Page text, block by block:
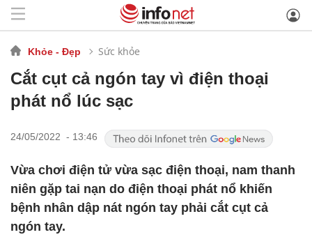
Khỏe - Đẹp Sức khỏe
Cắt cụt cả ngón tay vì điện thoại
phát nổ lúc sạc
24/05/2022 - 13:46
Vừa chơi điện tử vừa sạc điện thoại, nam thanh
niên gặp tai nạn do điện thoại phát nổ khiến
bệnh nhân dập nát ngón tay phải cắt cụt cả
ngón tay.